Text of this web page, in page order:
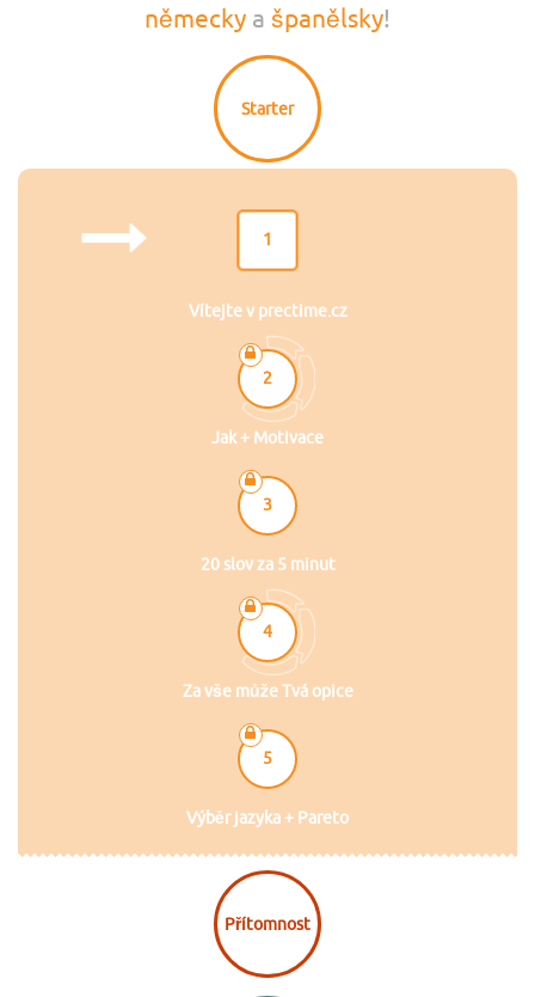
německy a španělsky!
Starter
1
Vítejte v prectime.cz
2
Jak + Motivace
3
20 slov za 5 minut
4
Za vše může Tvá opice
5
Výběr jazyka + Pareto
Přítomnost